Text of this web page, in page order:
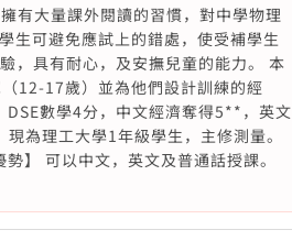
有大量課外閱讀的習慣，對中學物理
生可避免應試上的錯處，使受補學生
，具有耐心，及安撫兒童的能力。 本
12-17歲）並為他們設計訓練的經
數學4分，中文經濟奪得5**，英文
為理工大學1年級學生，主修測量。
】 可以中文，英文及普通話授課。